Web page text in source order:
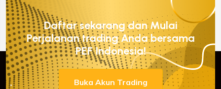
Daftar sekarang dan Mulai
Perjalanan trading Anda bersama
PEF Indonesia!
Buka Akun Trading